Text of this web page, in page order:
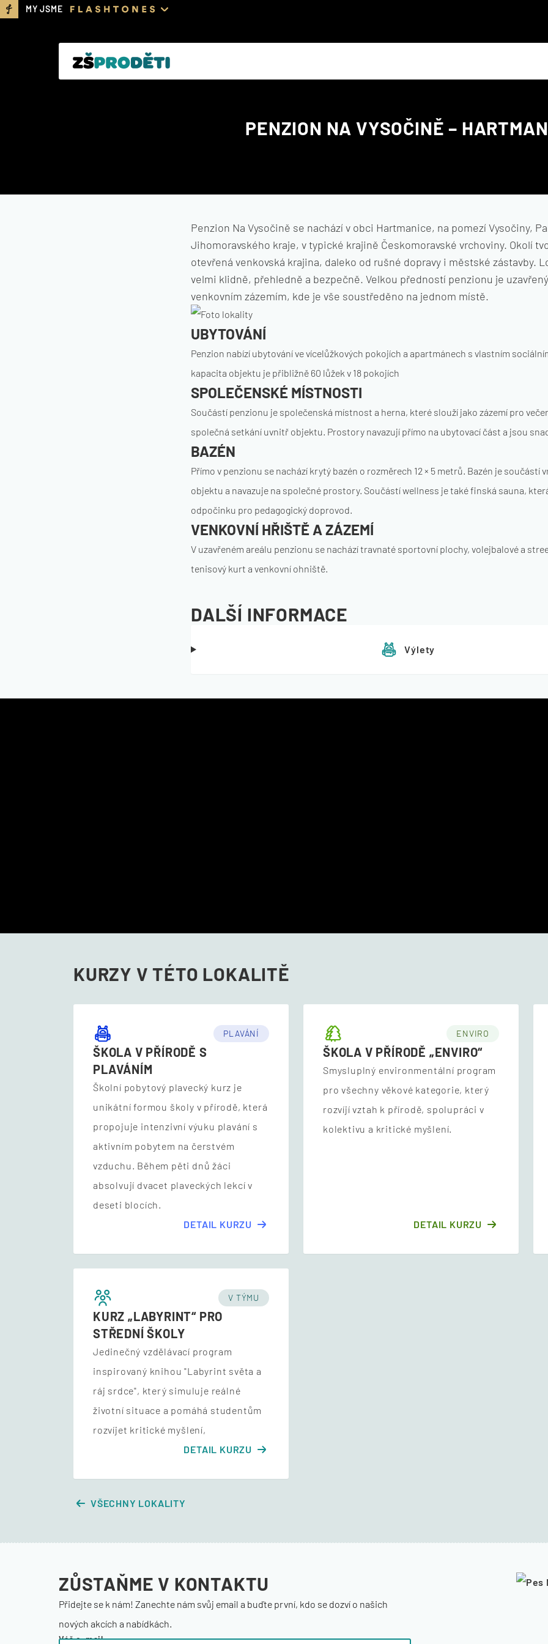
MY JSME
PENZION NA VYSOČINĚ –
Penzion Na Vysočině se nachází v obci Hartmanice, na pomezí Vysočiny,
Jihomoravského kraje, v typické krajině Českomoravské vrchoviny. Okolí
otevřená venkovská krajina, daleko od rušné dopravy i městské zástavby.
velmi klidně, přehledně a bezpečně. Velkou předností penzionu je
venkovním zázemím, kde je vše soustředěno na jednom místě.
UBYTOVÁNÍ
Penzion nabízí ubytování ve vícelůžkových pokojích a apartmánech s vlastním
kapacita objektu je přibližně 60 lůžek v 18 pokojích
SPOLEČENSKÉ MÍSTNOSTI
Součástí penzionu je společenská místnost a herna, které slouží jako zázemí pro
společná setkání uvnitř objektu. Prostory navazují přímo na ubytovací část a jsou
BAZÉN
Přímo v penzionu se nachází krytý bazén o rozměrech 12 × 5 metrů. Bazén je součástí
objektu a navazuje na společné prostory. Součástí wellness je také finská sauna,
odpočinku pro pedagogický doprovod.
VENKOVNÍ HŘIŠTĚ A ZÁZEMÍ
V uzavřeném areálu penzionu se nachází travnaté sportovní plochy, volejbalové a
tenisový kurt a venkovní ohniště.
DALŠÍ INFORMACE
Výlety
KURZY V TÉTO LOKALITĚ
PLAVÁNÍ
ŠKOLA V PŘÍRODĚ S
PLAVÁNÍM
Školní pobytový plavecký kurz je
unikátní formou školy v přírodě, která
propojuje intenzivní výuku plavání s
aktivním pobytem na čerstvém
vzduchu. Během pěti dnů žáci
absolvují dvacet plaveckých lekcí v
deseti blocích.
DETAIL KURZU
ENVIRO
ŠKOLA V PŘÍRODĚ „ENVIRO“
Smysluplný environmentální program
pro všechny věkové kategorie, který
rozvíjí vztah k přírodě, spolupráci v
kolektivu a kritické myšlení.
DETAIL KURZU
V TÝMU
KURZ „LABYRINT“ PRO
STŘEDNÍ ŠKOLY
Jedinečný vzdělávací program
inspirovaný knihou "Labyrint světa a
ráj srdce", který simuluje reálné
životní situace a pomáhá studentům
rozvíjet kritické myšlení,
DETAIL KURZU
VŠECHNY LOKALITY
ZŮSTAŇME V KONTAKTU
Přidejte se k nám! Zanechte nám svůj email a buďte první, kdo se dozví o našich
nových akcích a nabídkách.
Váš e-mail